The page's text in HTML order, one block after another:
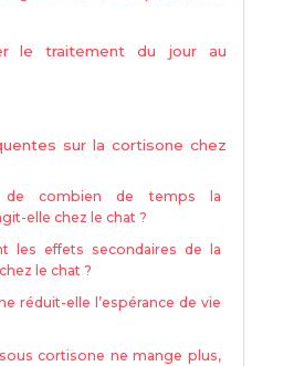
le traitement du jour au
sur la cortisone chez
combien de temps la
elle chez le chat ?
les effets secondaires de la
le chat ?
réduit-elle l’espérance de vie
cortisone ne mange plus,